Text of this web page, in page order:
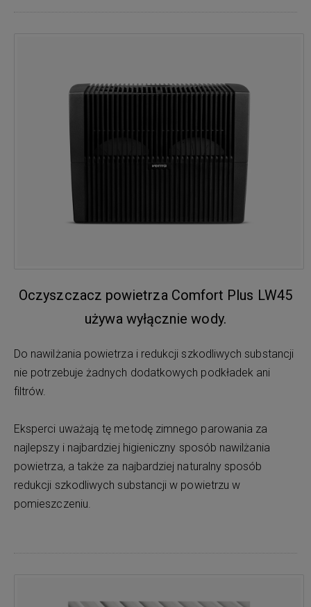
Oczyszczacz powietrza Comfort Plus LW45
używa wyłącznie wody.
Do nawilżania powietrza i redukcji szkodliwych substancji
nie potrzebuje żadnych dodatkowych podkładek ani
filtrów.
Eksperci uważają tę metodę zimnego parowania za
najlepszy i najbardziej higieniczny sposób nawilżania
powietrza, a także za najbardziej naturalny sposób
redukcji szkodliwych substancji w powietrzu w
pomieszczeniu.